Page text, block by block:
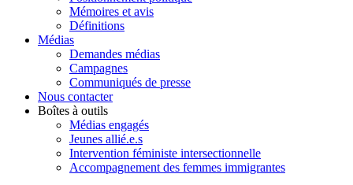
Mémoires et avis
Définitions
Médias
Demandes médias
Campagnes
Communiqués de presse
Nous contacter
Boîtes à outils
Médias engagés
Jeunes allié.e.s
Intervention féministe intersectionnelle
Accompagnement des femmes immigrantes